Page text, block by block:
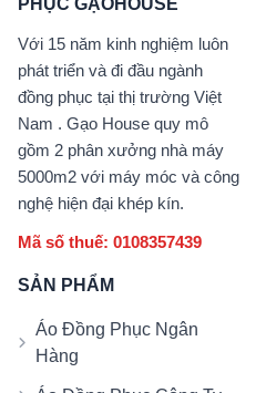
Với 15 năm kinh nghiệm luôn
phát triển và đi đầu ngành
đồng phục tại thị trường Việt
Nam . Gạo House quy mô
gồm 2 phân xưởng nhà máy
5000m2 với máy móc và công
nghệ hiện đại khép kín.
Mã số thuế: 0108357439
SẢN PHẨM
Áo Đồng Phục Ngân
Hàng